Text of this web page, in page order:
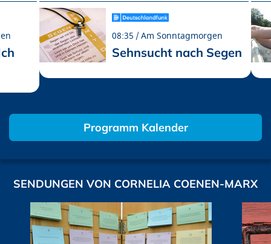
08:35 Am Sonntagmorgen
Sehnsucht nach Segen
Programm Kalender
SENDUNGEN VON CORNELIA COENEN-MARX